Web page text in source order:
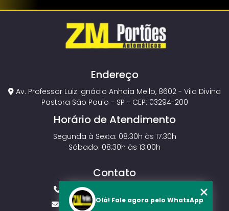
Endereço
Av. Professor Luiz Ignácio Anhaia Mello, 8602 - Vila Divina
Pastora São Paulo - SP - CEP: 03294-200
Horário de Atendimento
Segunda à Sexta: 08:30h às 17:30h
Sábado: 08:30h às 13:00h
Contato
(11) 2143-4826
vendas.zmportoes@gmail.com
Olá! Fale agora pelo WhatsApp